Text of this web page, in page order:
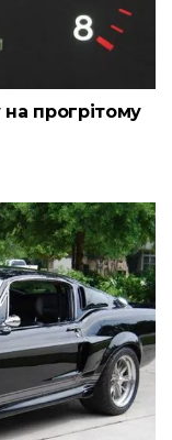
прогрітому